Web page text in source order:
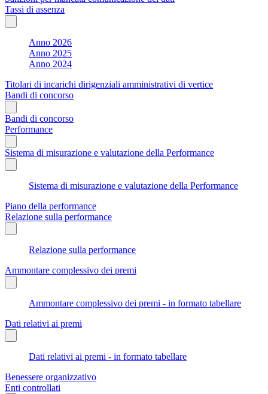
Tassi di assenza
Anno 2026
Anno 2025
Anno 2024
Titolari di incarichi dirigenziali amministrativi di vertice
Bandi di concorso
Bandi di concorso
Performance
Sistema di misurazione e valutazione della Performance
Sistema di misurazione e valutazione della Performance
Piano della performance
Relazione sulla performance
Relazione sulla performance
Ammontare complessivo dei premi
Ammontare complessivo dei premi - in formato tabellare
Dati relativi ai premi
Dati relativi ai premi - in formato tabellare
Benessere organizzativo
Enti controllati